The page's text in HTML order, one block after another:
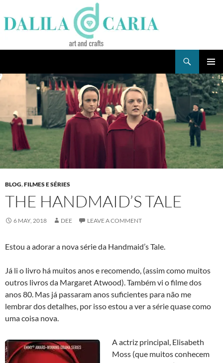
to
content
MENU
BLOG,FILMES E SÉRIES
THE HANDMAID’S TALE
6 MAY, 2018 DEE LEAVE A COMMENT
Estou a adorar a nova série da Handmaid’s Tale.
Já li o livro há muitos anos e recomendo, (assim como muitos
outros livros da Margaret Atwood). Também vi o filme dos
anos 80. Mas já passaram anos suficientes para não me
lembrar dos detalhes, por isso estou a ver a série quase como
uma coisa nova.
A actriz principal, Elisabeth
Moss (que muitos conhecem